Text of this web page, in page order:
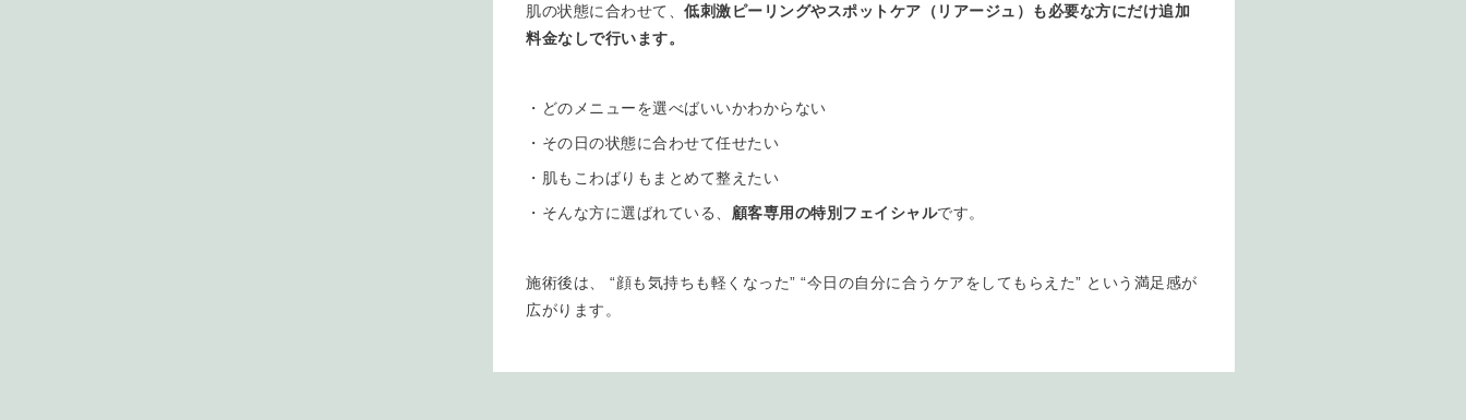
肌の状態に合わせて、 低刺激ピーリングやスポットケア（リアージュ）も必要な方にだけ追加
料金なしで行います。
・どのメニューを選べばいいかわからない
・その日の状態に合わせて任せたい
・肌もこわばりもまとめて整えたい
・そんな方に選ばれている、 顧客専用の特別フェイシャルです。
施術後は、 “顔も気持ちも軽くなった” “今日の自分に合うケアをしてもらえた” という満足感が
広がります。